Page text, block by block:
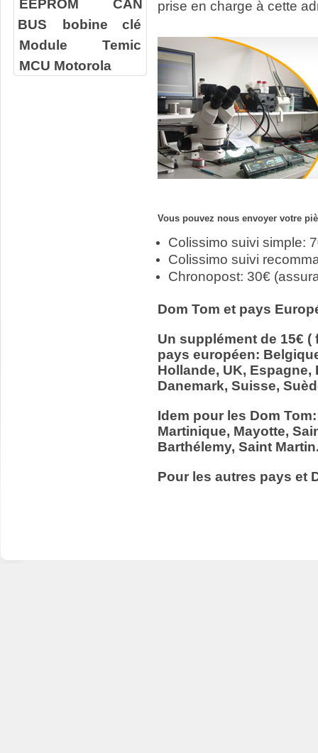
EEPROM
CAN
BUS
bobine clé
Module Temic
MCU Motorola
prise en charge à cette
Vous pouvez nous envoyer votre
Colissimo suivi simple:
Colissimo suivi
Chronopost: 30€
Dom Tom et pays
Un supplément de 15€
pays européen:
Hollande, UK,
Danemark, Suisse,
Idem pour les Dom
Martinique, Mayotte,
Barthélemy, Saint
Pour les autres pays et